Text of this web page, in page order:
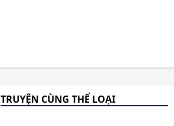
TRUYỆN CÙNG THỂ LOẠI